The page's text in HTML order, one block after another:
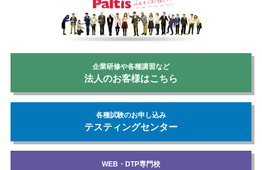
企業研修や各種講習など
法人のお客様はこちら
各種試験のお申し込み
テスティングセンター
WEB・DTP専門校